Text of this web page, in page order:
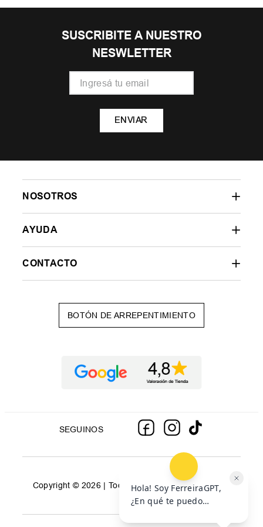
SUSCRIBITE A NUESTRO
NESWLETTER
ENVIAR
NOSOTROS
AYUDA
CONTACTO
BOTÓN DE ARREPENTIMIENTO
SEGUINOS
Copyright © 2026 | Todos los derechos reservados